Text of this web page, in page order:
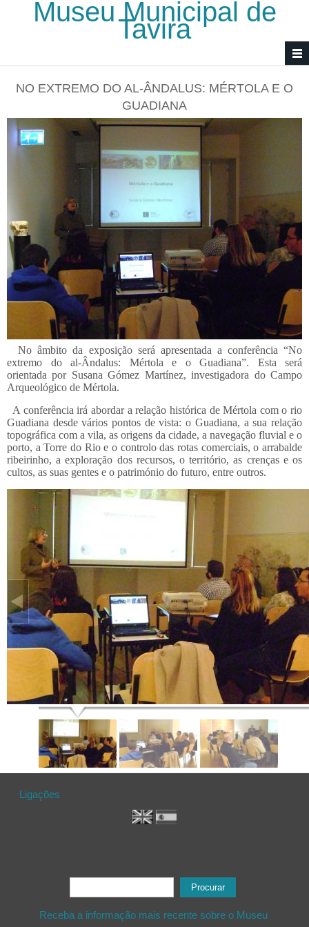
Passar para o conteúdo principal
Museu Municipal de
Tavira
NO EXTREMO DO AL-ÂNDALUS: MÉRTOLA E O
GUADIANA
No âmbito da exposição será apresentada a conferência “No
extremo do al-Ândalus: Mértola e o Guadiana”. Esta será
orientada por Susana Gómez Martínez, investigadora do Campo
Arqueológico de Mértola.
A conferência irá abordar a relação histórica de Mértola com o rio
Guadiana desde vários pontos de vista: o Guadiana, a sua relação
topográfica com a vila, as origens da cidade, a navegação fluvial e o
porto, a Torre do Rio e o controlo das rotas comerciais, o arrabalde
ribeirinho, a exploração dos recursos, o território, as crenças e os
cultos, as suas gentes e o património do futuro, entre outros.
Ligações
Formulário de procura
Receba a informação mais recente sobre o Museu